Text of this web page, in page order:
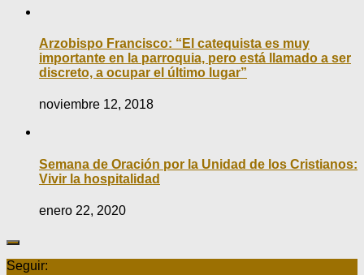
Arzobispo Francisco: “El catequista es muy
importante en la parroquia, pero está llamado a ser
discreto, a ocupar el último lugar”
noviembre 12, 2018
Semana de Oración por la Unidad de los Cristianos:
Vivir la hospitalidad
enero 22, 2020
Seguir: